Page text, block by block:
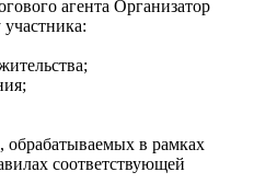
агента Организатор
в рамках
соответствующей